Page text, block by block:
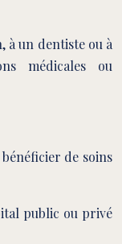
un dentiste ou à
médicales ou
de soins
public ou privé